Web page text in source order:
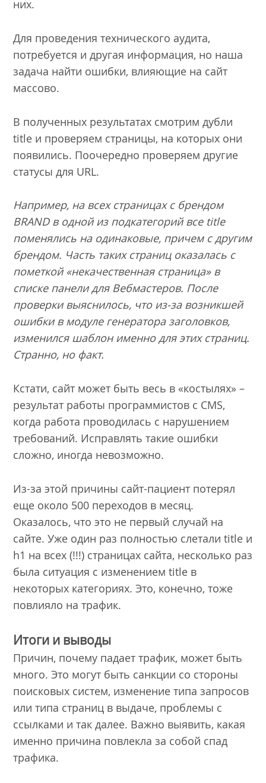
них.
Для проведения технического аудита,
потребуется и другая информация, но наша
задача найти ошибки, влияющие на сайт
массово.
В полученных результатах смотрим дубли
title и проверяем страницы, на которых они
появились. Поочередно проверяем другие
статусы для URL.
Например, на всех страницах с брендом
BRAND в одной из подкатегорий все title
поменялись на одинаковые, причем с другим
брендом. Часть таких страниц оказалась с
пометкой «некачественная страница» в
списке панели для Вебмастеров. После
проверки выяснилось, что из-за возникшей
ошибки в модуле генератора заголовков,
изменился шаблон именно для этих страниц.
Странно, но факт.
Кстати, сайт может быть весь в «костылях» –
результат работы программистов с CMS,
когда работа проводилась с нарушением
требований. Исправлять такие ошибки
сложно, иногда невозможно.
Из-за этой причины сайт-пациент потерял
еще около 500 переходов в месяц.
Оказалось, что это не первый случай на
сайте. Уже один раз полностью слетали title и
h1 на всех (!!!) страницах сайта, несколько раз
была ситуация с изменением title в
некоторых категориях. Это, конечно, тоже
повлияло на трафик.
Итоги и выводы
Причин, почему падает трафик, может быть
много. Это могут быть санкции со стороны
поисковых систем, изменение типа запросов
или типа страниц в выдаче, проблемы с
ссылками и так далее. Важно выявить, какая
именно причина повлекла за собой спад
трафика.